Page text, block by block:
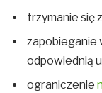
trzymanie się
zapobieganie
odpowiednią
ograniczenie